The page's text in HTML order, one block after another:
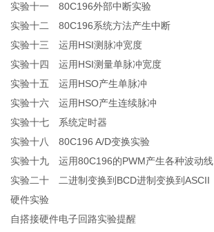
实验十一 80C196外部中断实验
实验十二 80C196系统方法产生中断
实验十三 运用HSI测脉冲宽度
实验十四 运用HSI测量单脉冲宽度
实验十五 运用HSO产生单脉冲
实验十六 运用HSO产生连续脉冲
实验十七 系统定时器
实验十八 80C196 A/D变换实验
实验十九 运用80C196的PWM产生各种波动线
实验二十 二进制变换到BCD进制变换到ASCII
硬件实验
自搭接硬件电子回路实验提醒